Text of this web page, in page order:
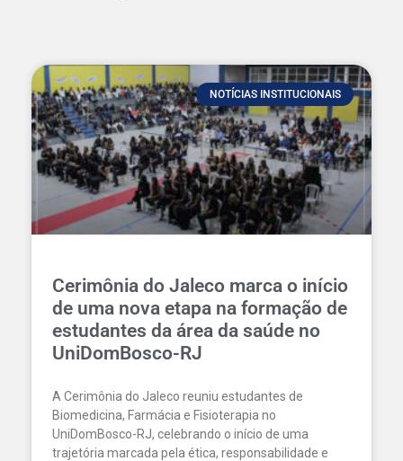
NOTÍCIAS INSTITUCIONAIS
Cerimônia do Jaleco marca o início
de uma nova etapa na formação de
estudantes da área da saúde no
UniDomBosco-RJ
A Cerimônia do Jaleco reuniu estudantes de
Biomedicina, Farmácia e Fisioterapia no
UniDomBosco-RJ, celebrando o início de uma
trajetória marcada pela ética, responsabilidade e